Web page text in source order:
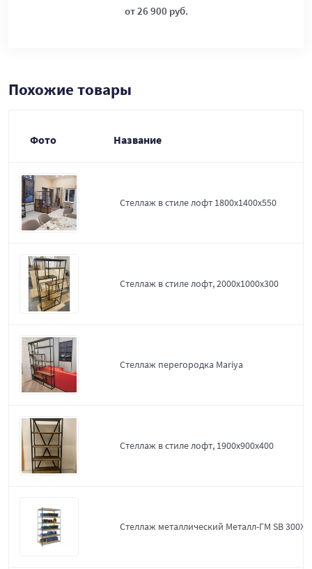
от 26 900 руб.
Похожие товары
Фото Название
Стеллаж в стиле лофт 1800х1400х550
Стеллаж в стиле лофт, 2000х1000х300
Стеллаж перегородка Mariya
Стеллаж в стиле лофт, 1900х900х400
Стеллаж металлический Металл-ГМ SB